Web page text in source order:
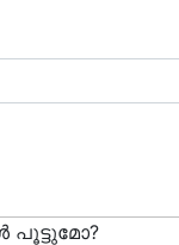
പൂട്ടുമോ?